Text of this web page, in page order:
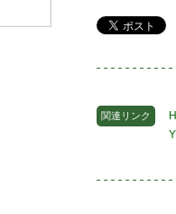
関連リンク